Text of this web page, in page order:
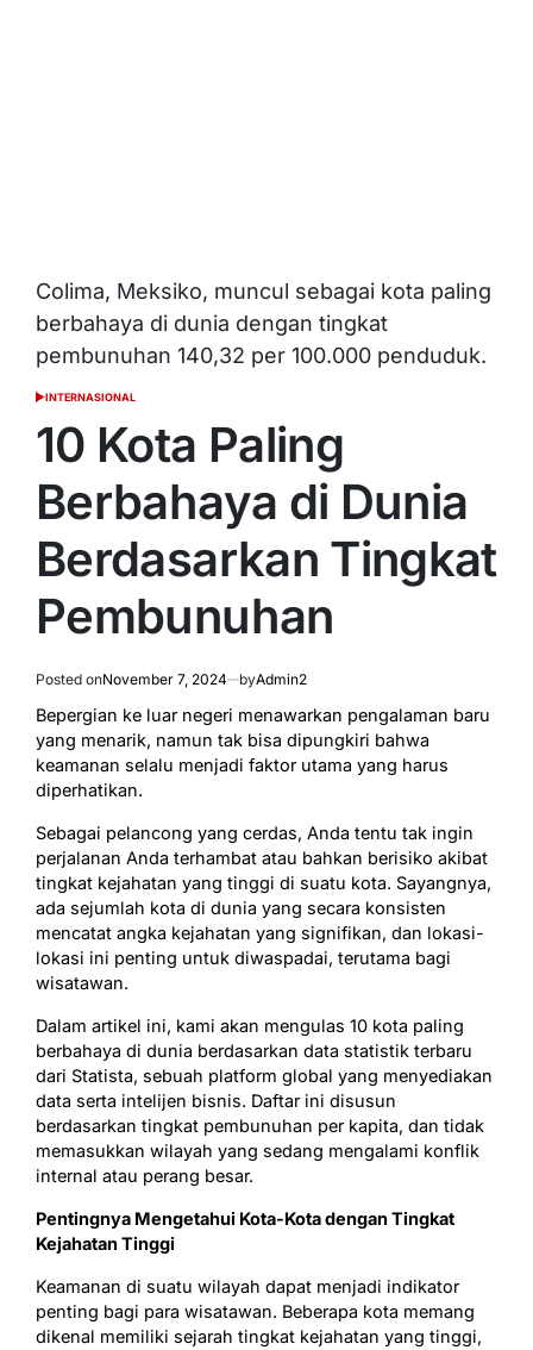
Colima, Meksiko, muncul sebagai kota paling
berbahaya di dunia dengan tingkat
pembunuhan 140,32 per 100.000 penduduk.
POSTED
INTERNASIONAL
10 Kota Paling
Berbahaya di Dunia
Berdasarkan Tingkat
Pembunuhan
Posted onNovember 7, 2024 byAdmin2
Bepergian ke luar negeri menawarkan pengalaman baru
yang menarik, namun tak bisa dipungkiri bahwa
keamanan selalu menjadi faktor utama yang harus
diperhatikan.
Sebagai pelancong yang cerdas, Anda tentu tak ingin
perjalanan Anda terhambat atau bahkan berisiko akibat
tingkat kejahatan yang tinggi di suatu kota. Sayangnya,
ada sejumlah kota di dunia yang secara konsisten
mencatat angka kejahatan yang signifikan, dan lokasi-
lokasi ini penting untuk diwaspadai, terutama bagi
wisatawan.
Dalam artikel ini, kami akan mengulas 10 kota paling
berbahaya di dunia berdasarkan data statistik terbaru
dari Statista, sebuah platform global yang menyediakan
data serta intelijen bisnis. Daftar ini disusun
berdasarkan tingkat pembunuhan per kapita, dan tidak
memasukkan wilayah yang sedang mengalami konflik
internal atau perang besar.
Pentingnya Mengetahui Kota-Kota dengan Tingkat
Kejahatan Tinggi
Keamanan di suatu wilayah dapat menjadi indikator
penting bagi para wisatawan. Beberapa kota memang
dikenal memiliki sejarah tingkat kejahatan yang tinggi,